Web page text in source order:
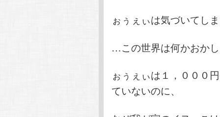
ぉぅぇぃは気づいてし
…この世界は何かおか
ぉぅぇぃは１，０００
ていないのに、